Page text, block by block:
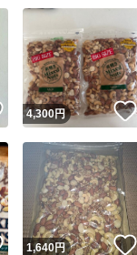
スピード発送
安心発送
いいね！
4,300円
いいね！
1,640円